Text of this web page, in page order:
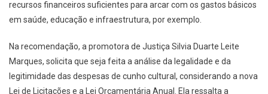
recursos financeiros suficientes para arcar com os gastos básicos
em saúde, educação e infraestrutura, por exemplo.
Na recomendação, a promotora de Justiça Silvia Duarte Leite
Marques, solicita que seja feita a análise da legalidade e da
legitimidade das despesas de cunho cultural, considerando a nova
Lei de Licitações e a Lei Orçamentária Anual. Ela ressalta a